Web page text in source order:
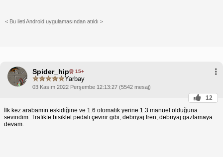
< Bu ileti Android uygulamasından atıldı >
Spider_hip 15+
Yarbay
03 Kasım 2022 Perşembe 12:13:27 (5542 mesaj)
12
İlk kez arabamın eskidiğine ve 1.6 otomatik yerine 1.3 manuel olduğuna
sevindim. Trafikte bisiklet pedalı çevirir gibi, debriyaj fren, debriyaj gazlamaya
devam.